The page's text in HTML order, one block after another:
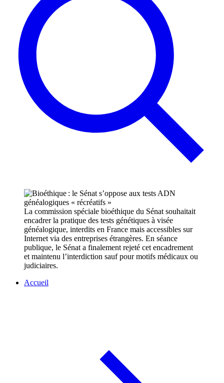
La commission spéciale bioéthique du Sénat souhaitait
encadrer la pratique des tests génétiques à visée
généalogique, interdits en France mais accessibles sur
Internet via des entreprises étrangères. En séance
publique, le Sénat a finalement rejeté cet encadrement
et maintenu l’interdiction sauf pour motifs médicaux ou
judiciaires.
Accueil